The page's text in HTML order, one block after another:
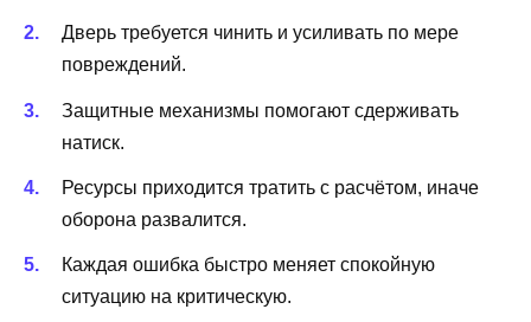
Дверь требуется чинить и усиливать по мере
повреждений.
Защитные механизмы помогают сдерживать
натиск.
Ресурсы приходится тратить с расчётом, иначе
оборона развалится.
Каждая ошибка быстро меняет спокойную
ситуацию на критическую.